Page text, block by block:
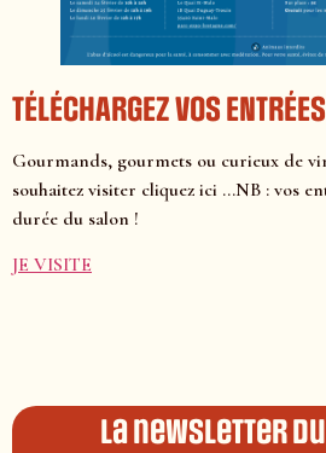
TÉLÉCHARGEZ VOS ENTRÉES
Gourmands, gourmets ou curieux de
souhaitez visiter cliquez ici …NB : vos
durée du salon !
JE VISITE
La newsletter